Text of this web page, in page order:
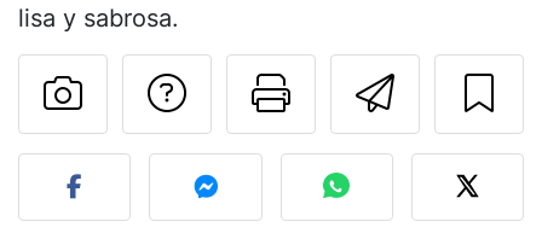
lisa y sabrosa.
Imprimir
Preguntar al autor
Publicar la foto de esta